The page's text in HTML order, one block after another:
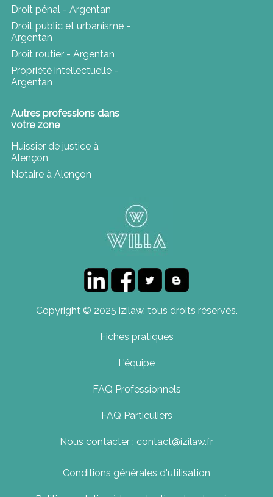
Droit pénal - Argentan
Droit public et urbanisme -
Argentan
Droit routier - Argentan
Propriété intellectuelle -
Argentan
Autres professions dans
votre zone
Huissier de justice à
Alençon
Notaire à Alençon
Copyright © 2025 izilaw, tous droits réservés.
Fiches pratiques
L'équipe
FAQ Professionnels
FAQ Particuliers
Nous contacter : contact@izilaw.fr
Conditions générales d'utilisation